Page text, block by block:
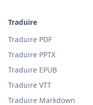
Traduire
Traduire PDF
Traduire PPTX
Traduire EPUB
Traduire VTT
Traduire Markdown